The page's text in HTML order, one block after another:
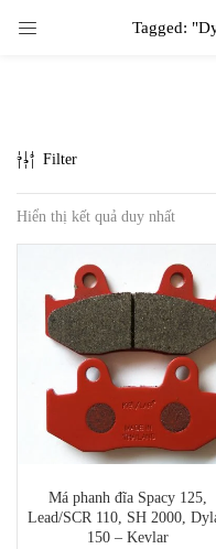
Tagged:
Filter
Hiển thị kết quả duy nhất
Má phanh đĩa Spacy 125,
Lead/SCR 110, SH 2000,
150 – Kevlar
LOGIN
Remember me